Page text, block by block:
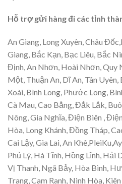
Hỗ trợ gửi hàng đi các tỉnh
An Giang, Long Xuyên, Châu
Giang, Bắc Kạn, Bạc Liêu, Bắc
Định, An Nhơn, Hoài Nhơn, Quy
Một, Thuận An, Dĩ An, Tân
Xoài, Bình Long, Phước Long,
Cà Mau, Cao Bằng, Đắk Lắk,
Nông, Gia Nghĩa, Điện Biên ,
Hòa, Long Khánh, Đồng Tháp,
Cai Lậy, Gia Lai, An
Phủ Lý, Hà Tĩnh, Hồng Lĩnh, Hải
Vị Thanh, Ngã Bảy, Hòa Bình,
Trang, Cam Ranh, Ninh Hòa,